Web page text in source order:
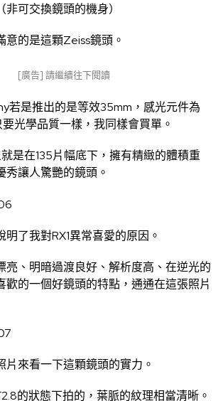
可交換鏡頭的機身）
意的是這顆Zeiss鏡頭。
[廣告] 請繼續往下閱讀
若是推出的是等效35mm，感光元件為
光學品質一樣，我同樣會買單。
是在135片幅底下，擁有精緻的體積重
秀讓人驚艷的鏡頭。
了我對RX1異常喜愛的原因。
亮、明暗過渡良好、解析度高、在逆光的
歡的一個好鏡頭的特點，通通在這張照片
片來看一下這顆鏡頭的實力。
的狀態下拍的，葉脈的紋理相當清晰。